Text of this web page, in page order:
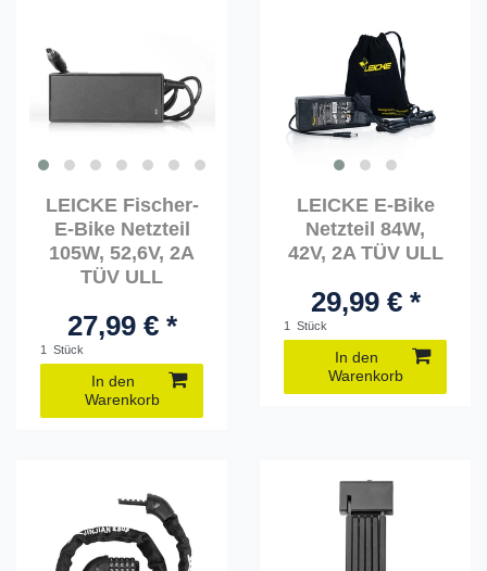
LEICKE Fischer-
E-Bike Netzteil
105W, 52,6V, 2A
TÜV ULL
27,99 € *
1 Stück
In den
Warenkorb
LEICKE E-Bike
Netzteil 84W,
42V, 2A TÜV ULL
29,99 € *
1 Stück
In den
Warenkorb